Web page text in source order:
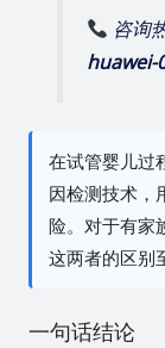
咨询
huawei-
在试管婴儿过
因检测技术，
险。对于有家
这两者的区别
一句话结论